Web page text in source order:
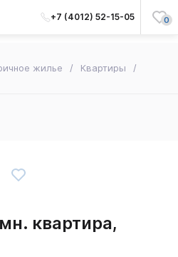
+7 (4012) 52-15-05 0
жилье
Квартиры
квартира,